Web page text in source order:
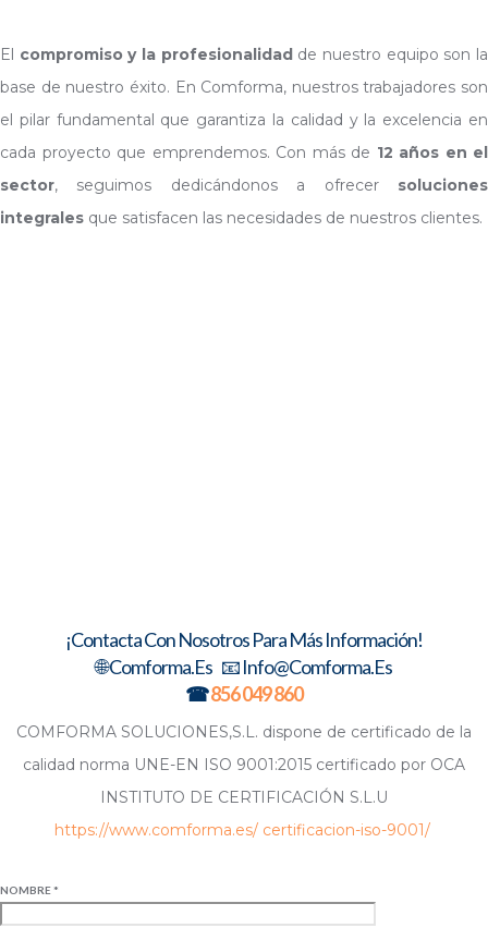
El compromiso y la profesionalidadde nuestro equipo son la
base de nuestro éxito. En Comforma, nuestros trabajadores son
el pilar fundamental que garantiza la calidad y la excelencia en
cada proyecto que emprendemos. Con más de 12 años en el
sector, seguimos dedicándonos a ofrecersoluciones
integrales que satisfacen las necesidades de nuestros clientes.
¡Contacta Con Nosotros Para Más Información!
🌐 Comforma.es 📧 Info@comforma.es
☎856 049 860
COMFORMA SOLUCIONES,S.L. dispone de certificado de la
calidad norma UNE-EN ISO 9001:2015 certificado por OCA
INSTITUTO DE CERTIFICACIÓN S.L.U
https://www.comforma.es/ certificacion-iso-9001/
NOMBRE *